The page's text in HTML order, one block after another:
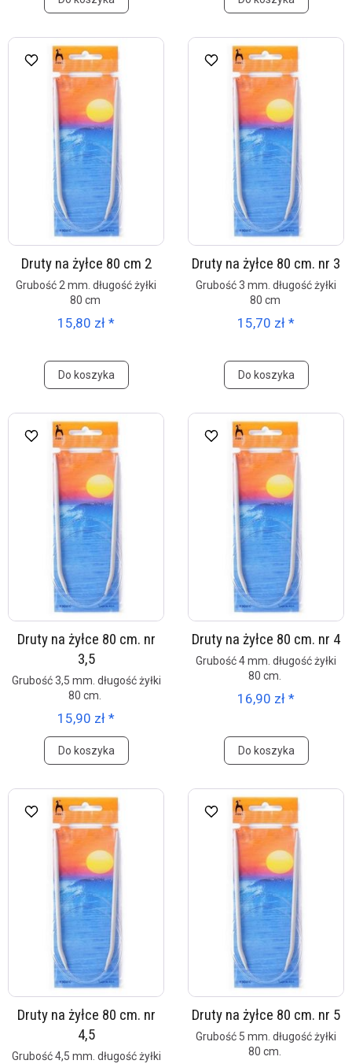
Druty na żyłce 80 cm 2
Grubość 2 mm. długość żyłki
80 cm
15,80 zł *
Do koszyka
Druty na żyłce 80 cm. nr 3
Grubość 3 mm. długość żyłki
80 cm
15,70 zł *
Do koszyka
Druty na żyłce 80 cm. nr
3,5
Grubość 3,5 mm. długość żyłki
80 cm.
15,90 zł *
Do koszyka
Druty na żyłce 80 cm. nr 4
Grubość 4 mm. długość żyłki
80 cm.
16,90 zł *
Do koszyka
Druty na żyłce 80 cm. nr
4,5
Grubość 4,5 mm. długość żyłki
Druty na żyłce 80 cm. nr 5
Grubość 5 mm. długość żyłki
80 cm.